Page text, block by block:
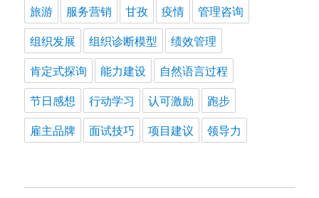
旅游
服务营销 甘孜 疫情
管理咨询
组织发展
组织诊断模型
绩效管理
肯定式探询
能力建设
自然语言过程
节日感想
行动学习 认可激励
跑步
雇主品牌
面试技巧 项目建议 领导力